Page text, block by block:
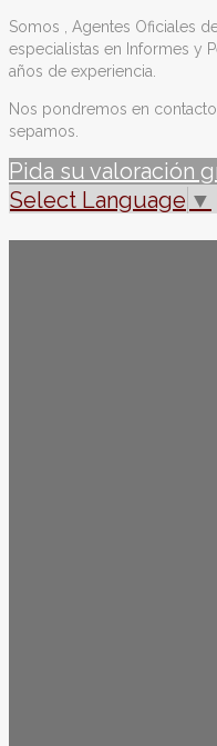
Somos , Agentes Oficiales
especialistas en Informes y
años de experiencia.
Nos pondremos en
sepamos.
Pida su valoración
Select Language ▼